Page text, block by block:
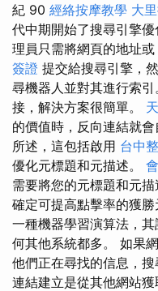
紀 90 經絡按摩教學 大
代中期開始了搜尋引擎優
理員只需將網頁的地址或
簽證 提交給搜尋引擎，
尋機器人並對其進行索
接，解決方案很簡單。
的價值時，反向連結就會
所述，這包括啟用 台中
優化元標題和元描述。
需要將您的元標題和元
確定可提高點擊率的獲勝
一種機器學習演算法，
何其他系統都多。 如果
他們正在尋找的信息，
連結建立是從其他網站